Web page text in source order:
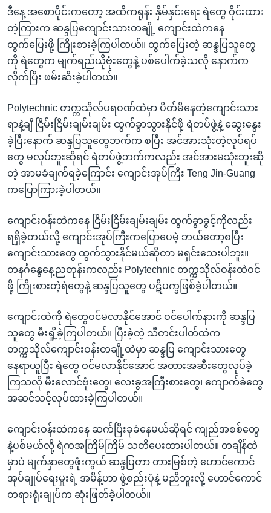
ဒီနေ့ အစောပိုင်းကတော့ အထိကရုန်း နှိမ်နှင်းရေး ရဲတွေ ဝိုင်းထား
တဲ့ကြားက ဆန္ဒပြကျောင်းသားတချို့ ကျောင်းထဲကနေ
ထွက်ပြေးဖို့ ကြိုးစားခဲ့ကြပါတယ်။ ထွက်ပြေးတဲ့ ဆန္ဒပြသူတွေ
ကို ရဲတွေက မျက်ရည်ယိုဗုံးတွေနဲ့ ပစ်ပေါက်ခဲ့သလို နောက်က
လိုက်ပြီး ဖမ်းဆီးခဲ့ပါတယ်။
Polytechnic တက္ကသိုလ်ပရဝဏ်ထဲမှာ ပိတ်မိနေတဲ့ကျောင်းသား
ရာနဲ့ချီ ငြိမ်းငြိမ်းချမ်းချမ်း ထွက်ခွာသွားနိုင်ဖို့ ရဲတပ်ဖွဲ့နဲ့ ဆွေးနွေး
ခဲ့ပြီးနောက် ဆန္ဒပြသူတွေဘက်က စပြီး အင်အားသုံးတဲ့လုပ်ရပ်
တွေ မလုပ်ဘူးဆိုရင် ရဲတပ်ဖွဲ့ဘက်ကလည်း အင်အားမသုံးဘူးဆို
တဲ့ အာမခံချက်ရခဲ့ကြောင်း ကျောင်းအုပ်ကြီး Teng Jin-Guang
ကပြောကြားခဲ့ပါတယ်။
ကျောင်းဝန်းထဲကနေ ငြိမ်းငြိမ်းချမ်းချမ်း ထွက်ခွာခွင့်ကိုလည်း
ရရှိခဲ့တယ်လို့ ကျောင်းအုပ်ကြီးကပြောပေမဲ့ ဘယ်တော့စပြီး
ကျောင်းသားတွေ ထွက်သွားနိုင်မယ်ဆိုတာ မရှင်းသေးပါဘူး။
တနင်္ဂနွေနေ့ညတုန်းကလည်း Polytechnic တက္ကသိုလ်ဝန်းထဲဝင်
ဖို့ ကြိုးစားတဲ့ရဲတွေနဲ့ ဆန္ဒပြသူတွေ ပဋိပက္ခဖြစ်ခဲ့ပါတယ်။
ကျောင်းထဲကို ရဲတွေဝင်မလာနိုင်အောင် ဝင်ပေါက်နားကို ဆန္ဒပြ
သူတွေ မီးရှို့ခဲ့ကြပါတယ်။ ပြီးခဲ့တဲ့ သီတင်းပါတ်ထဲက
တက္ကသိုလ်ကျောင်းဝန်းတချို့ထဲမှာ ဆန္ဒပြ ကျောင်းသားတွေ
နေရာယူပြီး ရဲတွေ ဝင်မလာနိုင်အောင် အတားအဆီးတွေလုပ်ခဲ့
ကြသလို မီးလောင်ဗုံးတွေ၊ လေးခွအကြီးစားတွေ၊ ကျောက်ခဲတွေ
အဆင်သင့်လုပ်ထားခဲ့ကြပါတယ်။
ကျောင်းဝန်းထဲကနေ ဆက်ပြီးခုခံနေမယ်ဆိုရင် ကျည်အစစ်တွေ
နဲ့ပစ်မယ်လို့ ရဲကအကြိမ်ကြိမ် သတိပေးထားပါတယ်။ တချိန်ထဲ
မှာပဲ မျက်နှာတွေဖုံးကွယ် ဆန္ဒပြတာ တားမြစ်တဲ့ ဟောင်ကောင်
အုပ်ချုပ်ရေးမှူးရဲ့ အမိန့်ဟာ ဖွဲ့စည်းပုံနဲ့ မညီဘူးလို့ ဟောင်ကောင်
တရားရုံးချုပ်က ဆုံးဖြတ်ခဲ့ပါတယ်။